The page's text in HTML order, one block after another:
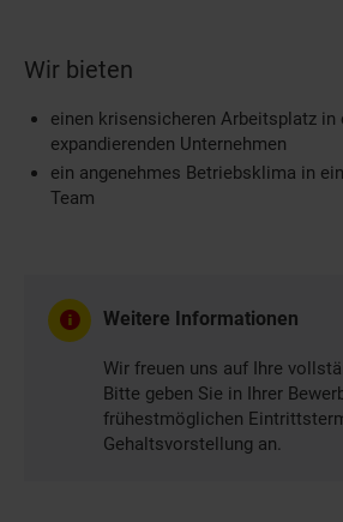
Wir bieten
einen krisensicheren Arbeitsplatz in
expandierenden Unternehmen
ein angenehmes Betriebsklima in
Team
Weitere Informationen
Wir freuen uns auf Ihre
Bitte geben Sie in Ihrer
frühestmöglichen
Gehaltsvorstellung an.